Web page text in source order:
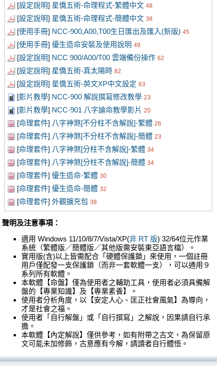
[設定說明] 星僑五術-命理程式-繁體中文 48
[設定說明] 星僑五術-命理程式-簡體中文 38
[使用手冊] NCC-900,A00,T00生日匯出及匯入(新版) 45
[使用手冊] 優生造命安裝及使用說明 49
[設定說明] NCC 900/A00/T00 雲端備份操作 62
[設定說明] 星僑五術-真太陽時 82
[設定說明] 星僑五術-英文XP中文設定 63
[影片教學] NCC-900 解說撰寫修改教學 23
[影片教學] NCC-901 八字論命教學影片 20
[命理套件] 八字神煞[不分柱不含解說]-繁體 26
[命理套件] 八字神煞[不分柱不含解說]-簡體 23
[命理套件] 八字神煞[分柱不含解說]-繁體 34
[命理套件] 八字神煞[分柱不含解說]-簡體 34
[命理套件] 優生造命-繁體 30
[命理套件] 優生造命-簡體 32
[命理套件] 外觀擴充包 38
聲明及注意事項：
適用 Windows 11/10/8/7/Vista/XP(非 RT 版) 32/64位元作業
系統（繁體版／簡體版／其他版需安裝東亞語言檔）。
實用版(含)以上皆需配合「硬體保護鎖」來使用，一個註冊
用戶僅配發一支保護鎖（而非一套軟體一支），可以通用９
系列所有軟體。
本軟體【命盤】僅為使用者之輔助工具，使用者必須具備解
盤的【專業知識】及【專業素養】。
使用者分析角度，以【安定人心、匡正社會風氣】為導向，
才是社會之福。
使用者「自行解盤」或「自行撰寫」之解說，因果請自行承
擔。
本軟體【內定解說】僅供參考，如有附帶之古文，為保留原
文可能未加修飾，古意應有今解，請讀者自行體悟。